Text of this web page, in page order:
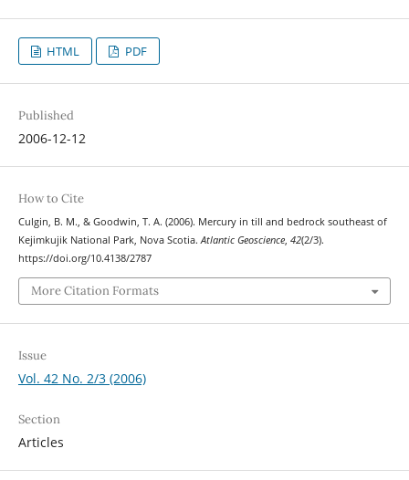
HTML PDF
Published
2006-12-12
How to Cite
Culgin, B. M., & Goodwin, T. A. (2006). Mercury in till and bedrock southeast of
Kejimkujik National Park, Nova Scotia.Atlantic Geoscience, 42(2/3).
https://doi.org/10.4138/2787
More Citation Formats
Issue
Vol. 42 No. 2/3 (2006)
Section
Articles